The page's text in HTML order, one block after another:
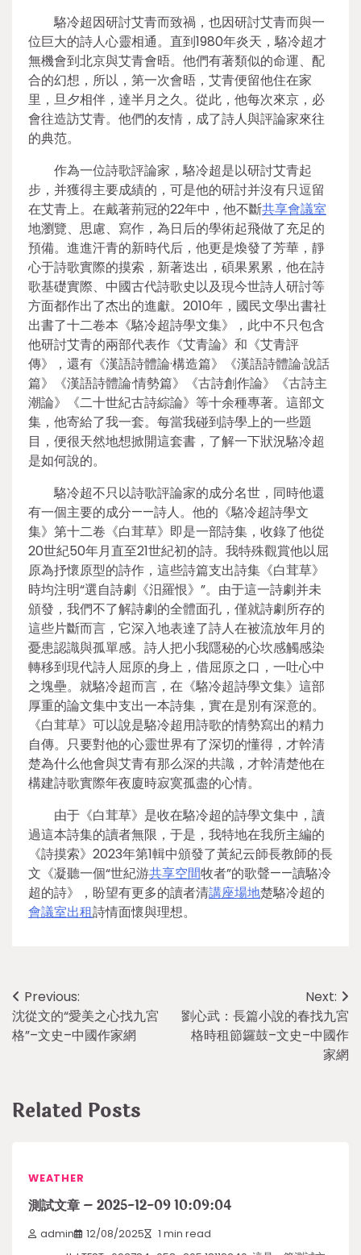
駱冷超因研討艾青而致禍，也因研討艾青而與一
位巨大的詩人心靈相通。直到1980年炎天，駱冷超才
無機會到北京與艾青會晤。他們有著類似的命運、配
合的幻想，所以，第一次會晤，艾青便留他住在家
里，旦夕相伴，達半月之久。從此，他每次來京，必
會往造訪艾青。他們的友情，成了詩人與評論家來往
的典范。
作為一位詩歌評論家，駱冷超是以研討艾青起
步，并獲得主要成績的，可是他的研討并沒有只逗留
在艾青上。在戴著荊冠的22年中，他不斷共享會議室
地瀏覽、思慮、寫作，為日后的學術起飛做了充足的
預備。進進汗青的新時代后，他更是煥發了芳華，靜
心于詩歌實際的摸索，新著迭出，碩果累累，他在詩
歌基礎實際、中國古代詩歌史以及現今世詩人研討等
方面都作出了杰出的進獻。2010年，國民文學出書社
出書了十二卷本《駱冷超詩學文集》，此中不只包含
他研討艾青的兩部代表作《艾青論》和《艾青評
傳》，還有《漢語詩體論·構造篇》《漢語詩體論·說話
篇》《漢語詩體論·情勢篇》《古詩創作論》《古詩主
潮論》《二十世紀古詩綜論》等十余種專著。這部文
集，他寄給了我一套。每當我碰到詩學上的一些題
目，便很天然地想掀開這套書，了解一下狀況駱冷超
是如何說的。
駱冷超不只以詩歌評論家的成分名世，同時他還
有一個主要的成分——詩人。他的《駱冷超詩學文
集》第十二卷《白茸草》即是一部詩集，收錄了他從
20世紀50年月直至21世紀初的詩。我特殊觀賞他以屈
原為抒懷原型的詩作，這些詩篇支出詩集《白茸草》
時均注明“選自詩劇《汨羅恨》”。由于這一詩劇并未
頒發，我們不了解詩劇的全體面孔，僅就詩劇所存的
這些片斷而言，它深入地表達了詩人在被流放年月的
憂患認識與孤單感。詩人把小我隱秘的心坎感觸感染
轉移到現代詩人屈原的身上，借屈原之口，一吐心中
之塊壘。就駱冷超而言，在《駱冷超詩學文集》這部
厚重的論文集中支出一本詩集，實在是別有深意的。
《白茸草》可以說是駱冷超用詩歌的情勢寫出的精力
自傳。只要對他的心靈世界有了深切的懂得，才幹清
楚為什么他會與艾青有那么深的共識，才幹清楚他在
構建詩歌實際年夜廈時寂寞孤盡的心情。
由于《白茸草》是收在駱冷超的詩學文集中，讀
過這本詩集的讀者無限，于是，我特地在我所主編的
《詩摸索》2023年第1輯中頒發了黃紀云師長教師的長
文《凝聽一個“世紀游共享空間牧者”的歌聲——讀駱冷
超的詩》，盼望有更多的讀者清講座場地楚駱冷超的
會議室出租詩情面懷與理想。
Post
navigation
Previous:
沈從文的“愛美之心找九宮
格”–文史–中國作家網
Next:
劉心武：長篇小說的春找九宮
格時租節鑼鼓–文史–中國作
家網
Related Posts
WEATHER
測試文章 – 2025-12-09 10:09:04
admin 12/08/2025 1 min read